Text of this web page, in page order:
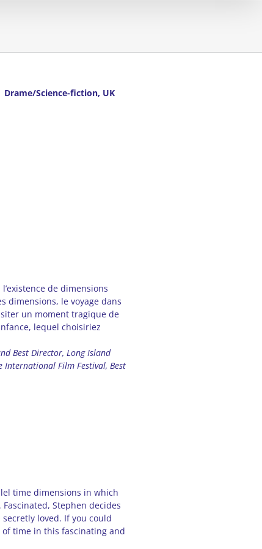
Drame/Science-fiction, UK
de dimensions
dimensions, le voyage dans
un moment tragique de
lequel choisiriez
Best Director, Long Island
International Film Festival, Best
time dimensions in which
Stephen decides
loved. If you could
of time in this fascinating and